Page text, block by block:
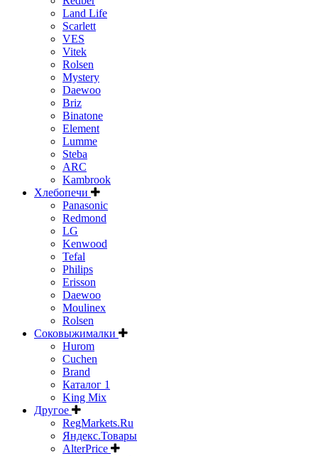
Land Life
Scarlett
VES
Vitek
Rolsen
Mystery
Daewoo
Briz
Binatone
Element
Lumme
Steba
ARC
Kambrook
Хлебопечи
Panasonic
Redmond
LG
Kenwood
Tefal
Philips
Erisson
Daewoo
Moulinex
Rolsen
Соковыжималки
Hurom
Cuchen
Brand
Каталог 1
King Mix
Другое
RegMarkets.Ru
Яндекс.Товары
AlterPrice